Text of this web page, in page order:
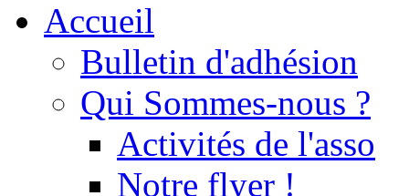
Accueil
Bulletin d'adhésion
Qui Sommes-nous ?
Activités de l'asso
Notre flyer !